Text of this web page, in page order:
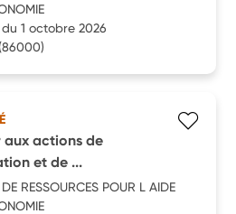
1 octobre 2026
aux actions de
et de ...
RESSOURCES POUR L AIDE